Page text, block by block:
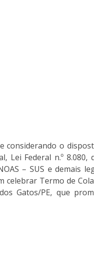
considerando o
Lei Federal n.º 8.080,
– SUS e demais
celebrar Termo de
Gatos/PE, que